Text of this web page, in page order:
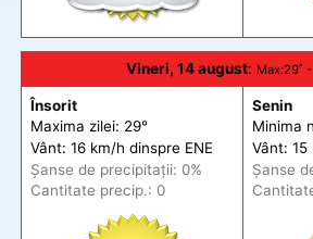
Vineri, 14 august: Max:29˚ -
Însorit
Maxima zilei: 29°
Vânt: 16 km/h dinspre ENE
Șanse de precipitații: 0%
Cantitate precip.: 0
Senin
Minima
Vânt:
Șanse